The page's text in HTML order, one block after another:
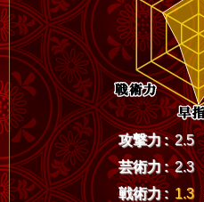
攻撃力 : 2.5
芸術力 : 2.3
戦術力 : 1.3